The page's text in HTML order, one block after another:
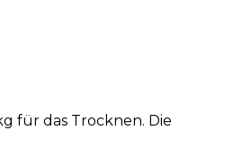
für das Trocknen. Die